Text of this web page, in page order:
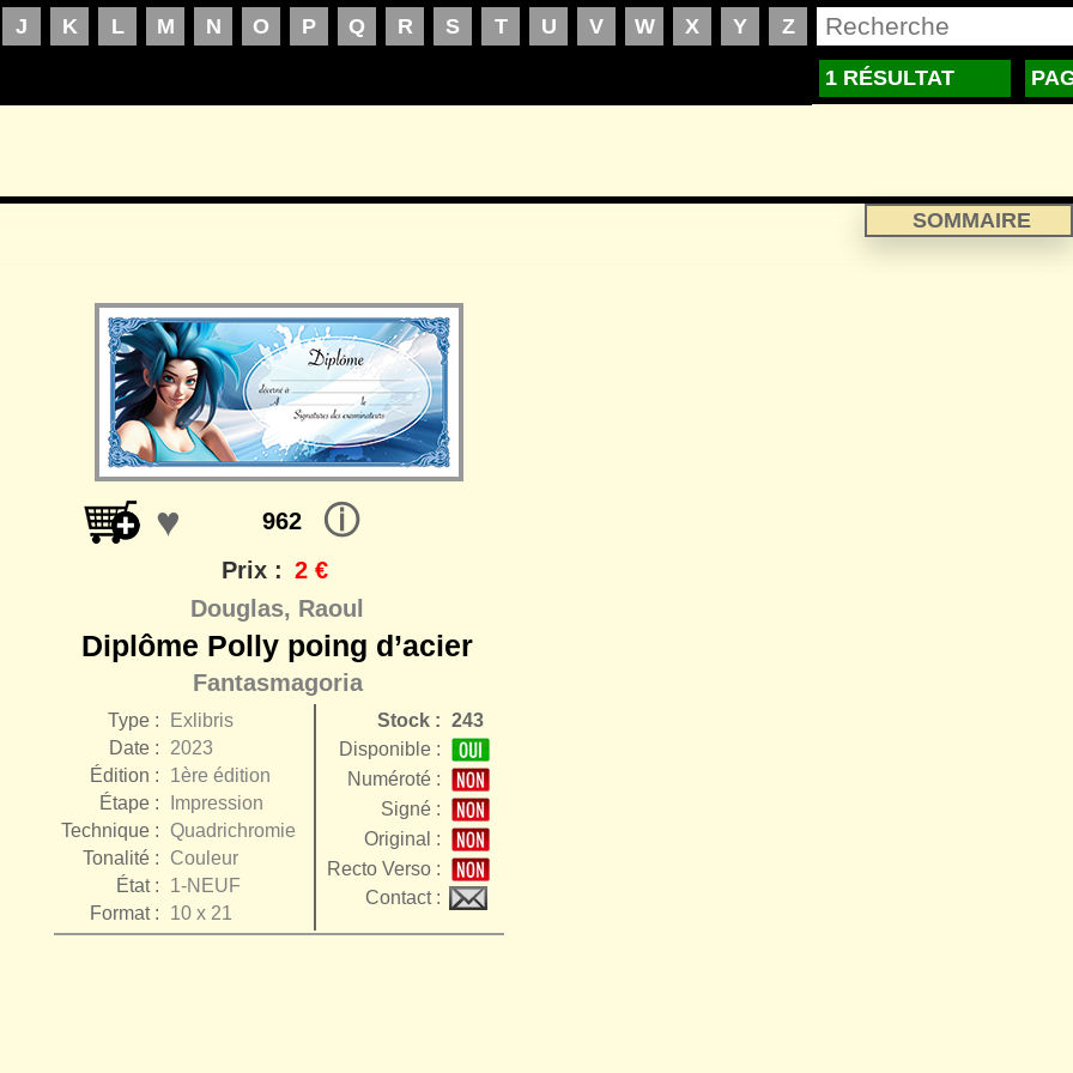
SOMMAIRE
1 RÉSULTAT
♥ 962 ⓘ
Prix : 2 €
Douglas, Raoul
Diplôme Polly poing d’acier
Fantasmagoria
Type :
Exlibris
Date :
2023
Édition :
1ère édition
Étape :
Impression
Technique : Quadrichromie
Tonalité :
Couleur
État :
1-NEUF
Format :
10 x 21
Stock : 243
Disponible :
Numéroté :
Signé :
Original :
Recto Verso :
Contact :